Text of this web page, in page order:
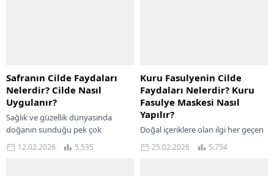
Safranın Cilde Faydaları
Nelerdir? Cilde Nasıl
Uygulanır?
Sağlık ve güzellik dünyasında
doğanın sunduğu pek çok
mucizevi bitki ve baharat yer
almaktadır. Bunlardan biri de,
12.02.2026 5.535
Kuru Fasulyenin Cilde
Faydaları Nelerdir? Kuru
Fasulye Maskesi Nasıl
Yapılır?
Doğal içeriklere olan ilgi her geçen
gün artarken, mutfağımızın
vazgeçilmez besinlerinden biri olan
25.02.2026 5.754